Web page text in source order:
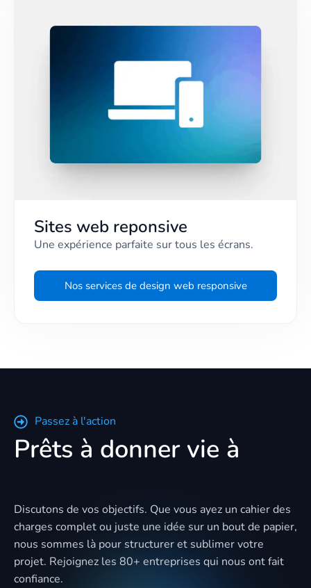
Sites web reponsive
Une expérience parfaite sur tous les écrans.
Nos services de design web responsive
Passez à l'action
Prêts à donner vie à
Discutons de vos objectifs. Que vous ayez un cahier des
charges complet ou juste une idée sur un bout de papier,
nous sommes là pour structurer et sublimer votre
projet. Rejoignez les 80+ entreprises qui nous ont fait
confiance.